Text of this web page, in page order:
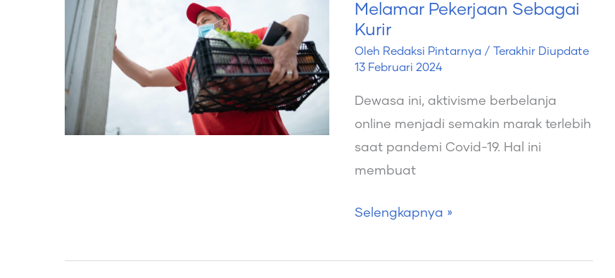
Melamar Pekerjaan Sebagai
Kurir
Oleh Redaksi Pintarnya / Terakhir Diupdate
13 Februari 2024
Dewasa ini, aktivisme berbelanja
online menjadi semakin marak terlebih
saat pandemi Covid-19. Hal ini
membuat
Perlu
Dicantumkan
pada
Saat
Melamar
Pekerjaan
Sebagai
Selengkapnya »